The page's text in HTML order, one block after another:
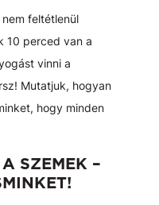
feltétlenül
10 perced van a
vinni a
Mutatjuk, hogyan
hogy minden
SZEMEK –